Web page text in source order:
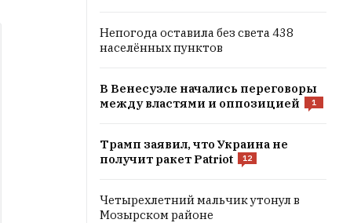
Непогода оставила без света 438
населённых пунктов
В Венесуэле начались переговоры
между властями и оппозицией
1
Трамп заявил, что Украина не
получит ракет Patriot
12
Четырехлетний мальчик утонул в
Мозырском районе